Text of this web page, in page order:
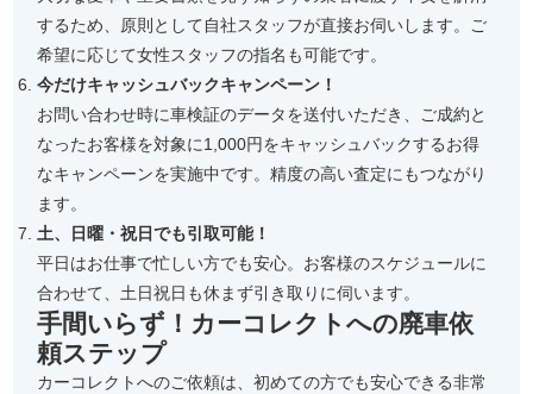
するため、原則として自社スタッフが直接お伺いします。ご
希望に応じて女性スタッフの指名も可能です。
今だけキャッシュバックキャンペーン！
お問い合わせ時に車検証のデータを送付いただき、ご成約と
なったお客様を対象に1,000円をキャッシュバックするお得
なキャンペーンを実施中です。精度の高い査定にもつながり
ます。
土、日曜・祝日でも引取可能！
平日はお仕事で忙しい方でも安心。お客様のスケジュールに
合わせて、土日祝日も休まず引き取りに伺います。
手間いらず！カーコレクトへの廃車依
頼ステップ
カーコレクトへのご依頼は、初めての方でも安心できる非常